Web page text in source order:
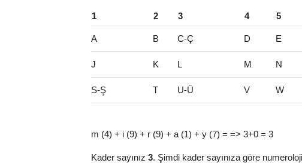
1 2 3 4 5
A B C-Ç D E
J K L M N
S-Ş T U-Ü V W
m (4) + i (9) + r (9) + a (1) + y (7) = => 3+0 = 3
Kader sayınız 3. Şimdi kader sayınıza göre